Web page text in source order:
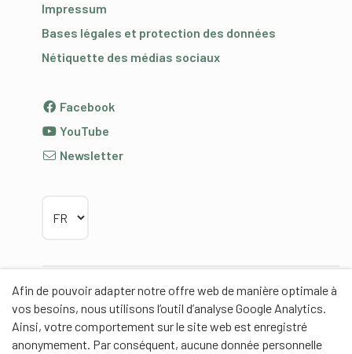
Afin de pouvoir adapter notre offre web de manière optimale à
vos besoins, nous utilisons l’outil d’analyse Google Analytics.
Ainsi, votre comportement sur le site web est enregistré
anonymement. Par conséquent, aucune donnée personnelle
Impressum
Bases légales et protection des données
Nétiquette des médias sociaux
Facebook
YouTube
Newsletter
Partenaires